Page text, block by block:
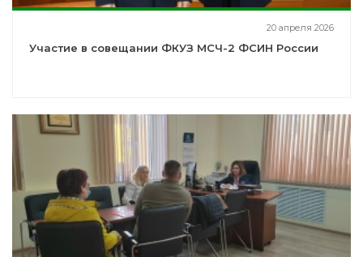
20 апреля 2026
Участие в совещании ФКУЗ МСЧ-2 ФСИН России